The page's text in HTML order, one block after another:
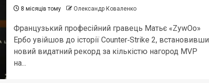
8 місяців тому Олександр Коваленко
Французький професійний гравець Матьє «ZywOo»
Ербо увійшов до історії Counter‑Strike 2, встановивши
новий видатний рекорд за кількістю нагород MVP
на...